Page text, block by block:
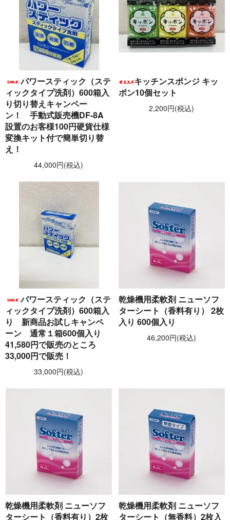
パワースティック（ステ
ィックタイプ洗剤）600箱入
り切り替えキャンペー
ン！ 手動式販売機DF-8A
設置のお客様100円硬貨仕様
変換キット付で簡単切り替
え！
44,000円(税込)
キッチンスポンジ キッ
ポン10個セット
2,200円(税込)
パワースティック（ステ
ィックタイプ洗剤）600箱入
り 新商品お試しキャンペ
ーン 通常１箱600個入り
41,580円で販売のところ
33,000円で販売！
33,000円(税込)
乾燥機用柔軟剤 ニューソフ
ターシート（香料有り） 2枚
入り 600個入り
46,200円(税込)
乾燥機用柔軟剤 ニューソフ
ターシート（香料有り）2枚
乾燥機用柔軟剤 ニューソフ
ターシート（無香料）2枚入